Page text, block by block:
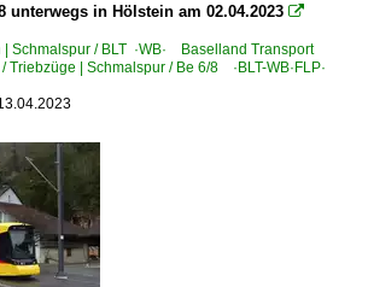
unterwegs in Hölstein am 02.04.2023 
Schmalspur / BLT ·WB· Baselland Transport
Triebzüge | Schmalspur / Be 6/8 ·BLT-WB·FLP·